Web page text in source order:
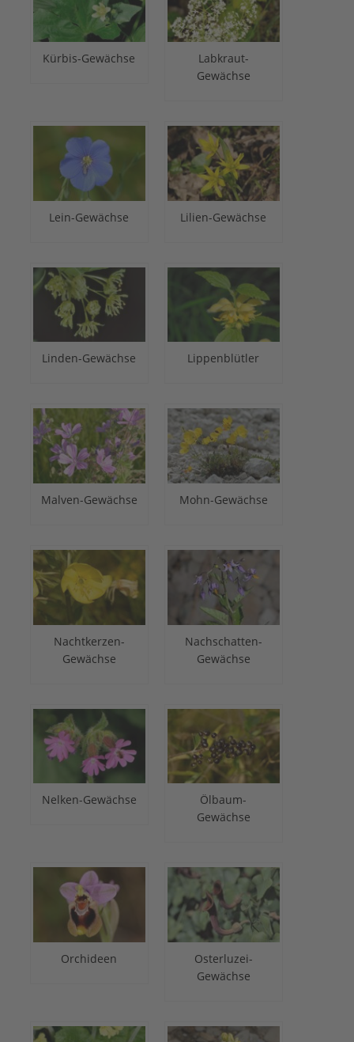
Kürbis-Gewächse
Labkraut-
Gewächse
Lein-Gewächse Lilien-Gewächse
Linden-Gewächse Lippenblütler
Malven-Gewächse Mohn-Gewächse
Nachtkerzen-
Gewächse
Nachschatten-
Gewächse
Nelken-Gewächse
Ölbaum-
Gewächse
Orchideen
Osterluzei-
Gewächse